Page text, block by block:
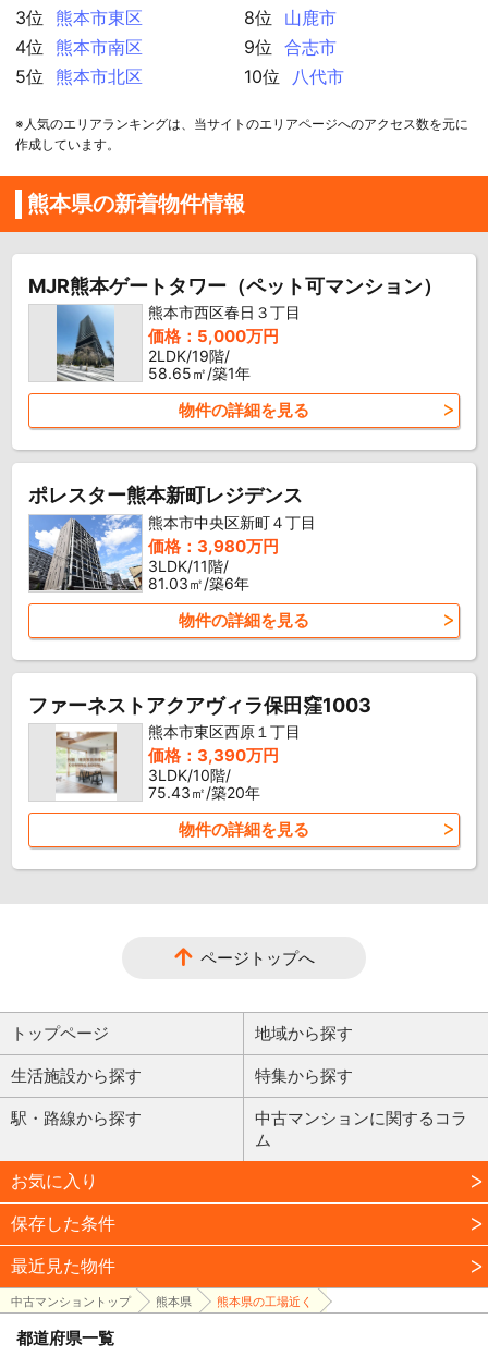
3位
熊本市東区
4位
熊本市南区
5位
熊本市北区
8位
山鹿市
9位
合志市
10位
八代市
※人気のエリアランキングは、当サイトのエリアページへのアクセス数を元に
作成しています。
熊本県の新着物件情報
MJR熊本ゲートタワー（ペット可マンション）
熊本市西区春日３丁目
価格：5,000万円
2LDK/19階/
58.65㎡/築1年
物件の詳細を見る
ポレスター熊本新町レジデンス
熊本市中央区新町４丁目
価格：3,980万円
3LDK/11階/
81.03㎡/築6年
物件の詳細を見る
ファーネストアクアヴィラ保田窪1003
熊本市東区西原１丁目
価格：3,390万円
3LDK/10階/
75.43㎡/築20年
物件の詳細を見る
ページトップへ
トップページ 地域から探す
生活施設から探す 特集から探す
駅・路線から探す
中古マンションに関するコラ
ム
お気に入り
保存した条件
最近見た物件
中古マンショントップ 熊本県 熊本県の工場近く
都道府県一覧